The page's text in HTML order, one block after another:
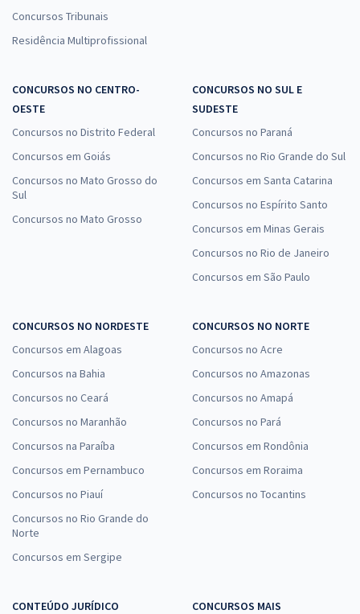
Concursos Tribunais
Residência Multiprofissional
CONCURSOS NO CENTRO-
OESTE
Concursos no Distrito Federal
Concursos em Goiás
Concursos no Mato Grosso do
Sul
Concursos no Mato Grosso
CONCURSOS NO SUL E
SUDESTE
Concursos no Paraná
Concursos no Rio Grande do Sul
Concursos em Santa Catarina
Concursos no Espírito Santo
Concursos em Minas Gerais
Concursos no Rio de Janeiro
Concursos em São Paulo
CONCURSOS NO NORDESTE
Concursos em Alagoas
Concursos na Bahia
Concursos no Ceará
Concursos no Maranhão
Concursos na Paraíba
Concursos em Pernambuco
Concursos no Piauí
Concursos no Rio Grande do
Norte
Concursos em Sergipe
CONCURSOS NO NORTE
Concursos no Acre
Concursos no Amazonas
Concursos no Amapá
Concursos no Pará
Concursos em Rondônia
Concursos em Roraima
Concursos no Tocantins
CONTEÚDO JURÍDICO
CONCURSOS MAIS